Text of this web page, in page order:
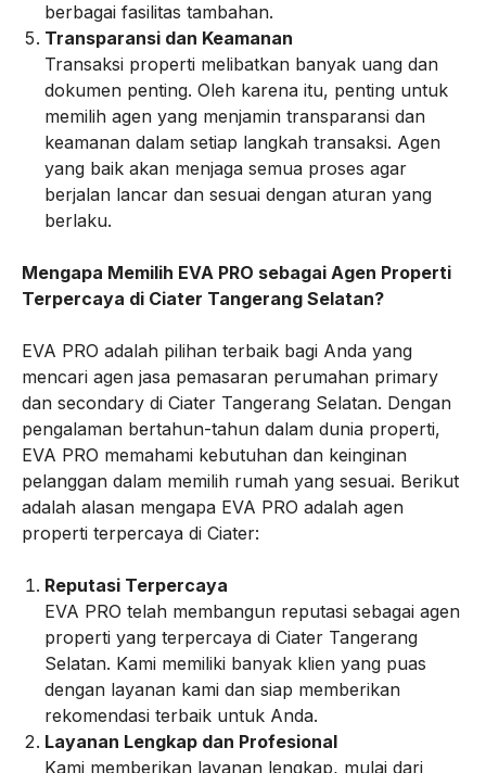
berbagai fasilitas tambahan.
Transparansi dan Keamanan
Transaksi properti melibatkan banyak uang dan
dokumen penting. Oleh karena itu, penting untuk
memilih agen yang menjamin transparansi dan
keamanan dalam setiap langkah transaksi. Agen
yang baik akan menjaga semua proses agar
berjalan lancar dan sesuai dengan aturan yang
berlaku.
Mengapa Memilih EVA PRO sebagai Agen Properti
Terpercaya di Ciater Tangerang Selatan?
EVA PRO adalah pilihan terbaik bagi Anda yang
mencari agen jasa pemasaran perumahan primary
dan secondary di Ciater Tangerang Selatan. Dengan
pengalaman bertahun-tahun dalam dunia properti,
EVA PRO memahami kebutuhan dan keinginan
pelanggan dalam memilih rumah yang sesuai. Berikut
adalah alasan mengapa EVA PRO adalah agen
properti terpercaya di Ciater:
Reputasi Terpercaya
EVA PRO telah membangun reputasi sebagai agen
properti yang terpercaya di Ciater Tangerang
Selatan. Kami memiliki banyak klien yang puas
dengan layanan kami dan siap memberikan
rekomendasi terbaik untuk Anda.
Layanan Lengkap dan Profesional
Kami memberikan layanan lengkap, mulai dari